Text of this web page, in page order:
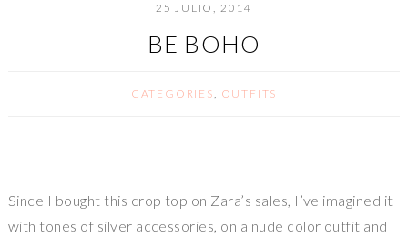
25 JULIO, 2014
BE BOHO
CATEGORIES, OUTFITS
Since I bought this crop top on Zara’s sales, I’ve imagined it
with tones of silver accessories, on a nude color outfit and